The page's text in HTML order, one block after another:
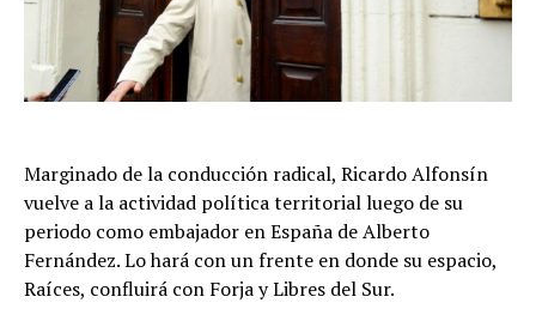
Marginado de la conducción radical, Ricardo Alfonsín
vuelve a la actividad política territorial luego de su
periodo como embajador en España de Alberto
Fernández. Lo hará con un frente en donde su espacio,
Raíces, confluirá con Forja y Libres del Sur.